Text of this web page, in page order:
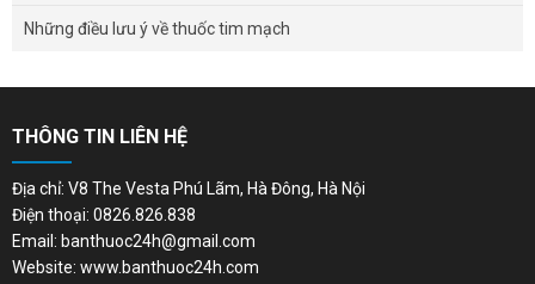
Những điều lưu ý về thuốc tim mạch
THÔNG TIN LIÊN HỆ
Địa chỉ: V8 The Vesta Phú Lãm, Hà Đông, Hà Nội
Điện thoại: 0826.826.838
Email: banthuoc24h@gmail.com
Website: www.banthuoc24h.com